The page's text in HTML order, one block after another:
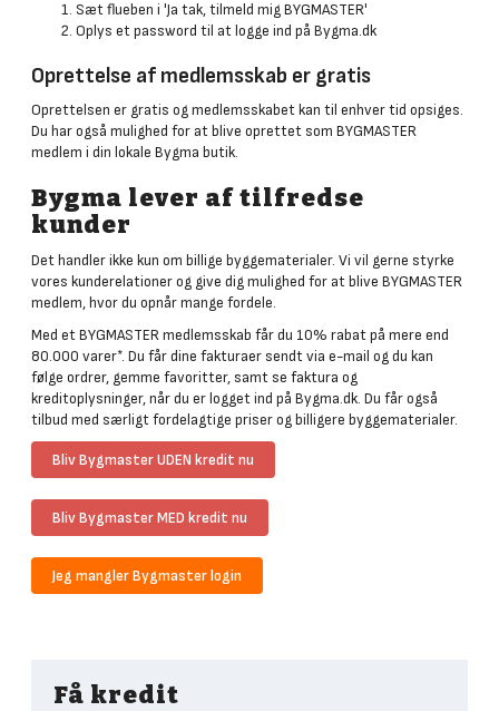
Sæt flueben i 'Ja tak, tilmeld mig BYGMASTER'
Oplys et password til at logge ind på Bygma.dk
Oprettelse af medlemsskab er gratis
Oprettelsen er gratis og medlemsskabet kan til enhver tid opsiges.
Du har også mulighed for at blive oprettet som BYGMASTER
medlem i din lokale Bygma butik.
Bygma lever af tilfredse
kunder
Det handler ikke kun om billige byggematerialer. Vi vil gerne styrke
vores kunderelationer og give dig mulighed for at blive BYGMASTER
medlem, hvor du opnår mange fordele.
Med et BYGMASTER medlemsskab får du 10% rabat på mere end
80.000 varer*. Du får dine fakturaer sendt via e-mail og du kan
følge ordrer, gemme favoritter, samt se faktura og
kreditoplysninger, når du er logget ind på Bygma.dk. Du får også
tilbud med særligt fordelagtige priser og billigere byggematerialer.
Bliv Bygmaster UDEN kredit nu
Bliv Bygmaster MED kredit nu
Jeg mangler Bygmaster login
Få kredit